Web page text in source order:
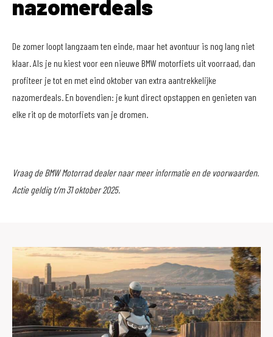
nazomerdeals
De zomer loopt langzaam ten einde, maar het avontuur is nog lang niet
klaar. Als je nu kiest voor een nieuwe BMW motorfiets uit voorraad, dan
profiteer je tot en met eind oktober van extra aantrekkelijke
nazomerdeals. En bovendien: je kunt direct opstappen en genieten van
elke rit op de motorfiets van je dromen.
Vraag de BMW Motorrad dealer naar meer informatie en de voorwaarden.
Actie geldig t/m 31 oktober 2025.